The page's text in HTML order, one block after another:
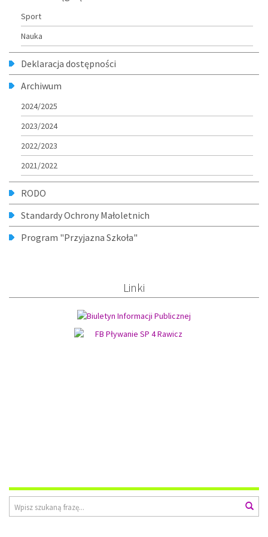
Sport
Nauka
Deklaracja dostępności
Archiwum
2024/2025
2023/2024
2022/2023
2021/2022
RODO
Standardy Ochrony Małoletnich
Program "Przyjazna Szkoła"
Linki
Wyszukiwarka